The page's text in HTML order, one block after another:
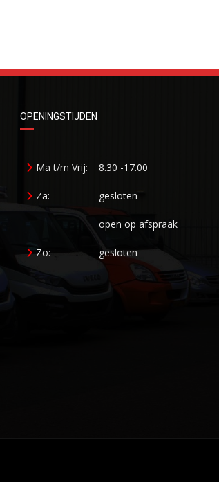
OPENINGSTIJDEN
Ma t/m Vrij: 8.30 -17.00
Za: gesloten
open op afspraak
Zo: gesloten